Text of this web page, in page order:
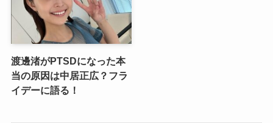
渡邊渚がPTSDになった本
当の原因は中居正広？フラ
イデーに語る！